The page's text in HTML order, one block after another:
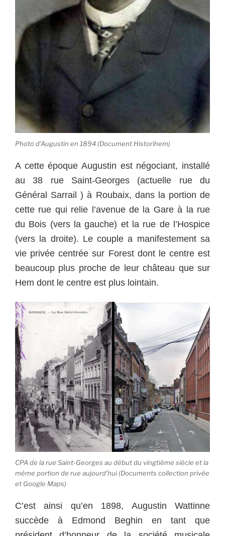
Photo d’Augustin en 1894 (Document Historihem)
A cette époque Augustin est négociant, installé
au 38 rue Saint-Georges (actuelle rue du
Général Sarrail ) à Roubaix, dans la portion de
cette rue qui relie l’avenue de la Gare à la rue
du Bois (vers la gauche) et la rue de l’Hospice
(vers la droite). Le couple a manifestement sa
vie privée centrée sur Forest dont le centre est
beaucoup plus proche de leur château que sur
Hem dont le centre est plus lointain.
CPA de la rue Saint-Georges au début du vingtième siècle et la
même portion de rue aujourd’hui (Documents collection privée
et Google Maps)
C’est ainsi qu’en 1898, Augustin Wattinne
succède à Edmond Beghin en tant que